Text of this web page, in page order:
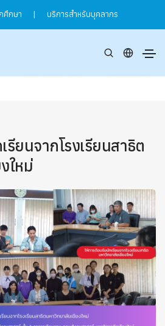
ศึกษา | บริการสำหรับบุคลากร
รียนจากโรงเรียนสาธิต
ใหม่